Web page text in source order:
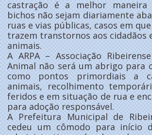
castração é a melhor
bichos não sejam diariamente
ruas e vias públicas, casos em
trazem transtornos aos cidadãos
animais.
A ARPA – Associação
Animal não será um abrigo para
como pontos primordiais a
animais, recolhimento
feridos e em situação de rua e
para adoção responsável.
A Prefeitura Municipal de
cedeu um cômodo para início